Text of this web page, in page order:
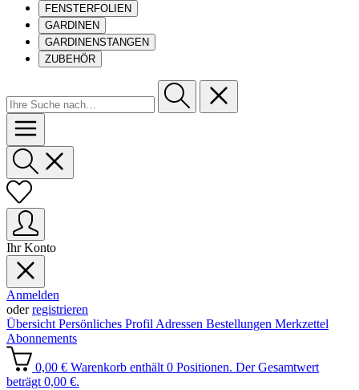
FENSTERFOLIEN
GARDINEN
GARDINENSTANGEN
ZUBEHÖR
Ihr Konto
Anmelden
oderregistrieren
Übersicht Persönliches Profil Adressen Bestellungen Merkzettel
Abonnements
0,00 € Warenkorb enthält 0 Positionen. Der Gesamtwert
beträgt 0,00 €.